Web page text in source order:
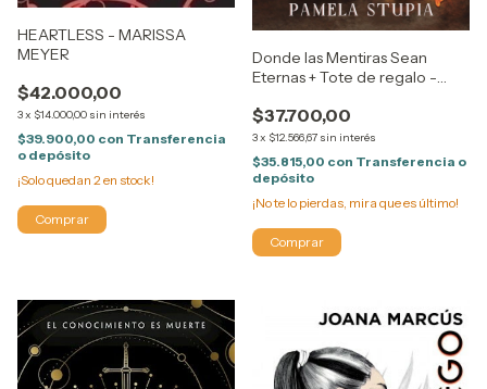
HEARTLESS - MARISSA
MEYER
$42.000,00
3x $14.000,00 sin interés
$39.900,00 con Transferencia
o depósito
¡Solo quedan 2en stock!
Donde las Mentiras Sean
Eternas + Tote de regalo -
$37.700,00
3x $12.566,67 sin interés
$35.815,00 con Transferencia o
depósito
¡No te lo pierdas, mira que es último!